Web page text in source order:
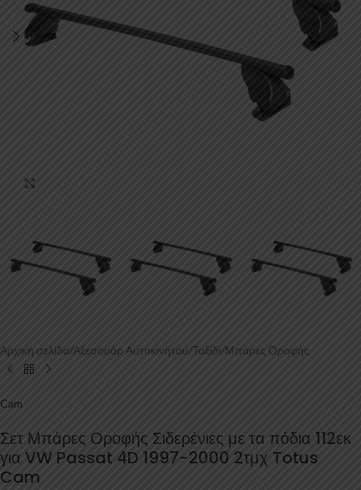
Αρχική σελίδα/Αξεσουάρ Αυτοκινήτου/Ταξίδι/Μπάρες Οροφής
Cam
Σετ Μπάρες Οροφής Σιδερένιες με τα πόδια 112εκ
για VW Passat 4D 1997-2000 2τμχ Totus
Cam